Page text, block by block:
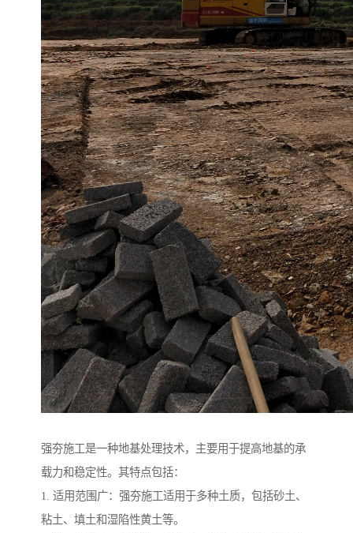
强夯施工是一种地基处理技术，主要用于提高地基的承
载力和稳定性。其特点包括：
1. 适用范围广：强夯施工适用于多种土质，包括砂土、
粘土、填土和湿陷性黄土等。